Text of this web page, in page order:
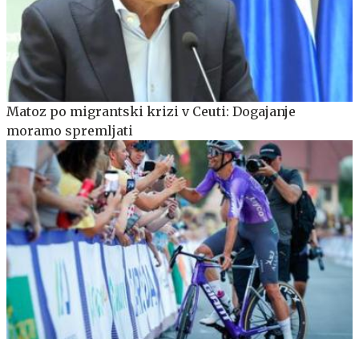
Matoz po migrantski krizi v Ceuti: Dogajanje
moramo spremljati